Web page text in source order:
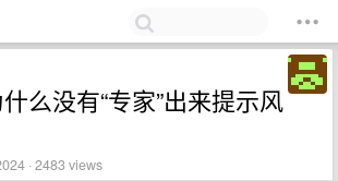
么没有“专家”出来提示风
· 2483 views